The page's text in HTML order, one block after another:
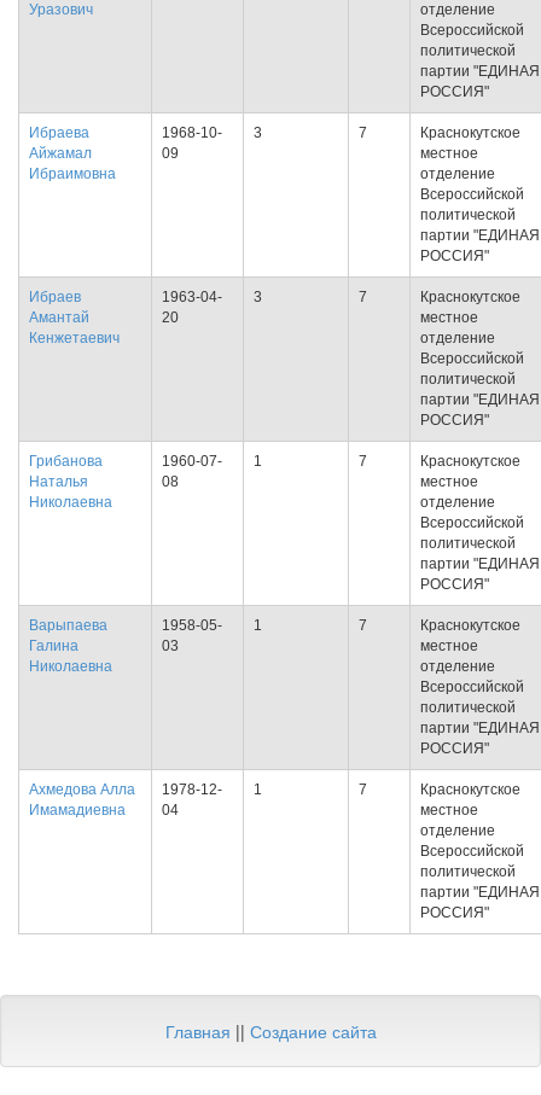
Уразович
отделение
Всероссийской
политической
партии "ЕДИНАЯ
РОССИЯ"
Ибраева
Айжамал
Ибраимовна
1968-10-
09
3 7
Краснокутское
местное
отделение
Всероссийской
политической
партии "ЕДИНАЯ
РОССИЯ"
Ибраев
Амантай
Кенжетаевич
1963-04-
20
3 7
Краснокутское
местное
отделение
Всероссийской
политической
партии "ЕДИНАЯ
РОССИЯ"
Грибанова
Наталья
Николаевна
1960-07-
08
1 7
Краснокутское
местное
отделение
Всероссийской
политической
партии "ЕДИНАЯ
РОССИЯ"
Варыпаева
Галина
Николаевна
1958-05-
03
1 7
Краснокутское
местное
отделение
Всероссийской
политической
партии "ЕДИНАЯ
РОССИЯ"
Ахмедова Алла
Имамадиевна
1978-12-
04
1 7
Краснокутское
местное
отделение
Всероссийской
политической
партии "ЕДИНАЯ
РОССИЯ"
Главная || Создание сайта